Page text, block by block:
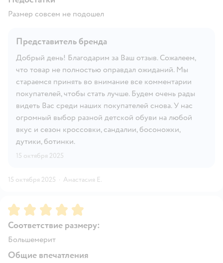
Размер совсем не подошел
Представитель бренда
Добрый день! Благодарим за Ваш отзыв. Сожалеем,
что товар не полностью оправдал ожиданий. Мы
стараемся принять во внимание все комментарии
покупателей, чтобы стать лучше. Будем очень рады
видеть Вас среди наших покупателей снова. У нас
огромный выбор разной детской обуви на любой
вкус и сезон кроссовки, сандалии, босоножки,
дутики, ботинки.
15 октября 2025
15 октября 2025 · Анастасия Е.
Рейтинг:5
Соответствие размеру:
Большемерит
Общие впечатления